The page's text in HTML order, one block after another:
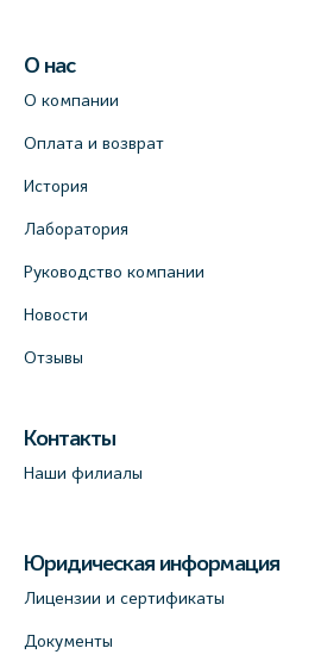
О нас
О компании
Оплата и возврат
История
Лаборатория
Руководство компании
Новости
Отзывы
Контакты
Наши филиалы
Юридическая информация
Лицензии и сертификаты
Документы